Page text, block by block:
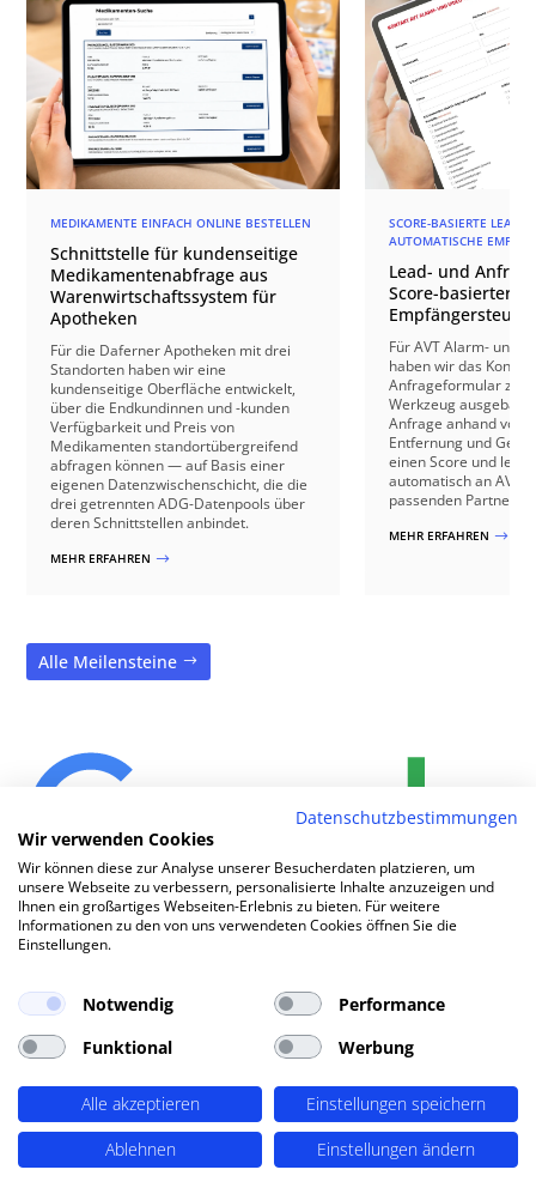
MEDIKAMENTE EINFACH ONLINE BESTELLEN
Schnittstelle für kundenseitige
Medikamentenabfrage aus
Warenwirtschaftssystem für
Apotheken
Für die Daferner Apotheken mit drei
Standorten haben wir eine
kundenseitige Oberfläche entwickelt,
über die Endkundinnen und -kunden
Verfügbarkeit und Preis von
Medikamenten standortübergreifend
abfragen können — auf Basis einer
eigenen Datenzwischenschicht, die die
drei getrennten ADG-Datenpools über
deren Schnittstellen anbindet.
MEHR ERFAHREN $
SCORE-BASIERTE LEAD-
AUTOMATISCHE
Lead- und
Score-basierter
Für AVT Alarm- und
haben wir das
Anfrageformular zu
Werkzeug
Anfrage anhand von
Entfernung und
einen Score und
automatisch an AVT
passenden
MEHR ERFAHREN $
Alle Meilensteine
TOP SEO DURCH DYNAMISCHE INHALTE
SEO-Agentur Wilhelmshaven ?
PERIMETRIK®!
Datenschutzbestimmungen
Wir verwenden Cookies
Wir können diese zur Analyse unserer Besucherdaten platzieren, um
unsere Webseite zu verbessern, personalisierte Inhalte anzuzeigen und
Ihnen ein großartiges Webseiten-Erlebnis zu bieten. Für weitere
Informationen zu den von uns verwendeten Cookies öffnen Sie die
Einstellungen.
Notwendig
Performance
Funktional
Werbung
Alle akzeptieren
Einstellungen speichern
Ablehnen
Einstellungen ändern